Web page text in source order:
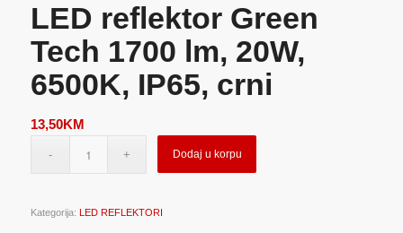
LED reflektor Green
Tech 1700 lm, 20W,
6500K, IP65, crni
13,50KM
Dodaj u korpu
Kategorija: LED REFLEKTORI